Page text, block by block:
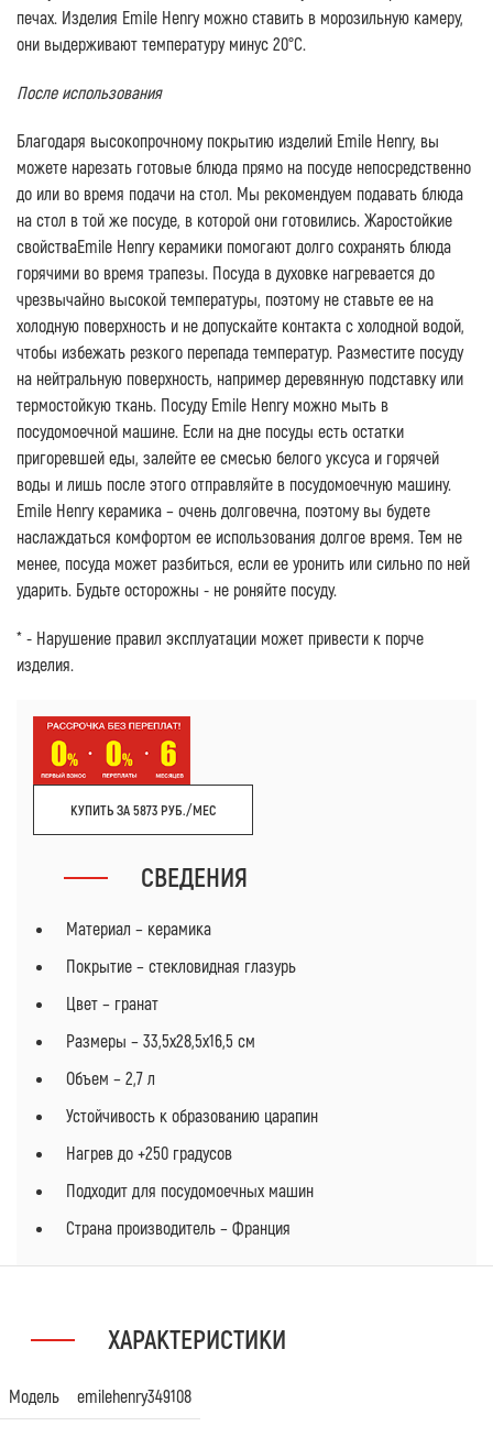
печах. Изделия Emile Henry можно ставить в морозильную камеру,
они выдерживают температуру минус 20°C.
После использования
Благодаря высокопрочному покрытию изделий Emile Henry, вы
можете нарезать готовые блюда прямо на посуде непосредственно
до или во время подачи на стол. Мы рекомендуем подавать блюда
на стол в той же посуде, в которой они готовились. Жаростойкие
свойстваEmile Henry керамики помогают долго сохранять блюда
горячими во время трапезы. Посуда в духовке нагревается до
чрезвычайно высокой температуры, поэтому не ставьте ее на
холодную поверхность и не допускайте контакта с холодной водой,
чтобы избежать резкого перепада температур. Разместите посуду
на нейтральную поверхность, например деревянную подставку или
термостойкую ткань. Посуду Emile Henry можно мыть в
посудомоечной машине. Если на дне посуды есть остатки
пригоревшей еды, залейте ее смесью белого уксуса и горячей
воды и лишь после этого отправляйте в посудомоечную машину.
Emile Henry керамика – очень долговечна, поэтому вы будете
наслаждаться комфортом ее использования долгое время. Тем не
менее, посуда может разбиться, если ее уронить или сильно по ней
ударить. Будьте осторожны - не роняйте посуду.
* - Нарушение правил эксплуатации может привести к порче
изделия.
КУПИТЬ ЗА 5873 РУБ./МЕС
СВЕДЕНИЯ
Материал – керамика
Покрытие – стекловидная глазурь
Цвет – гранат
Размеры – 33,5x28,5x16,5 см
Объем – 2,7 л
Устойчивость к образованию царапин
Нагрев до +250 градусов
Подходит для посудомоечных машин
Страна производитель – Франция
ХАРАКТЕРИСТИКИ
Модель emilehenry349108